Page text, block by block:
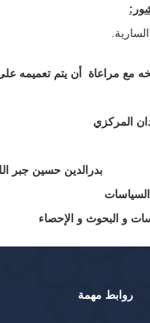
مراعاة أن يتم تعميمه على
المركزي
بدرالدين حسين جبر
السياسات
و البحوث و الإحصاء
روابط مهمة